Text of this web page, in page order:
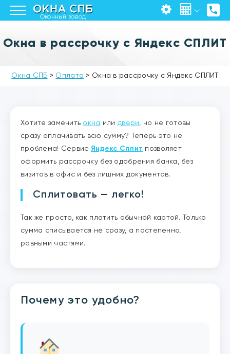
Оконный завод
Окна в рассрочку с Яндекс СПЛИТ
Окна СПБ > Оплата > Окна в рассрочку с Яндекс СПЛИТ
Хотите заменить окна илидвери, но не готовы
сразу оплачивать всю сумму? Теперь это не
проблема! Сервис Яндекс Сплит позволяет
оформить рассрочку без одобрения банка, без
визитов в офис и без лишних документов.
Сплитовать — легко!
Так же просто, как платить обычной картой. Только
сумма списывается не сразу, а постепенно,
равными частями.
Почему это удобно?